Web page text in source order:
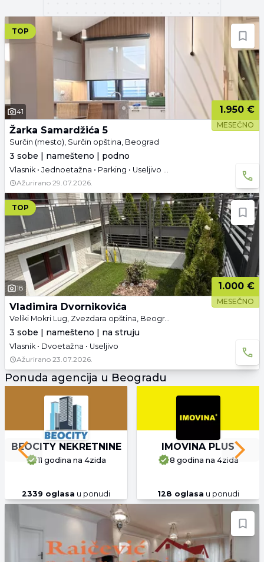
TOP
41 1.950 €
MESEČNO
Žarka Samardžića 5
Surčin (mesto), Surčin opština, Beograd
3 sobe | namešteno | podno
Vlasnik • Jednoetažna • Parking • Useljivo od 30.09.2026.
Ažurirano 29.07.2026.
TOP
18 1.000 €
MESEČNO
Vladimira Dvornikovića
Veliki Mokri Lug, Zvezdara opština, Beograd
3 sobe | namešteno | na struju
Vlasnik • Dvoetažna • Useljivo
Ažurirano 23.07.2026.
Ponuda agencija u Beogradu
BEOCITY NEKRETNINE
11 godina na 4zida
2339 oglasa u ponudi
IMOVINA PLUS
8 godina na 4zida
128 oglasa u ponudi
Previous slide Next